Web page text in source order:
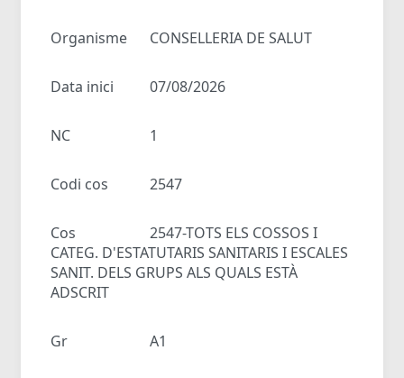
Organisme CONSELLERIA DE SALUT
Data inici 07/08/2026
NC 1
Codi cos 2547
Cos
2547-TOTS ELS COSSOS I
CATEG. D'ESTATUTARIS SANITARIS I ESCALES
SANIT. DELS GRUPS ALS QUALS ESTÀ
ADSCRIT
Gr A1